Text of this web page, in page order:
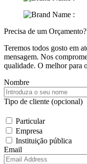
Precisa de um Orçamento?
Teremos todos gosto em
mensagem. Nos
qualidade. O melhor para
Nombre
Tipo de cliente (opcional)
Particular
Empresa
Instituição pública
Email